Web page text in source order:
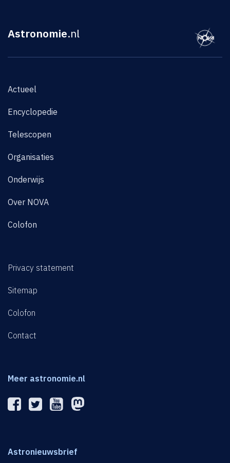
Astronomie.nl
Actueel
Encyclopedie
Telescopen
Organisaties
Onderwijs
Over NOVA
Colofon
Privacy statement
Sitemap
Colofon
Contact
Meer astronomie.nl
Astronieuwsbrief